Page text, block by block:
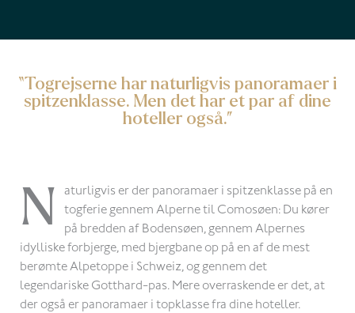
“Togrejserne har naturligvis panoramaer i
spitzenklasse. Men det har et par af dine
hoteller også.”
N
aturligvis er der panoramaer i spitzenklasse på en
togferie gennem Alperne til Comosøen: Du kører
på bredden af Bodensøen, gennem Alpernes
idylliske forbjerge, med bjergbane op på en af de mest
berømte Alpetoppe i Schweiz, og gennem det
legendariske Gotthard-pas. Mere overraskende er det, at
der også er panoramaer i topklasse fra dine hoteller.